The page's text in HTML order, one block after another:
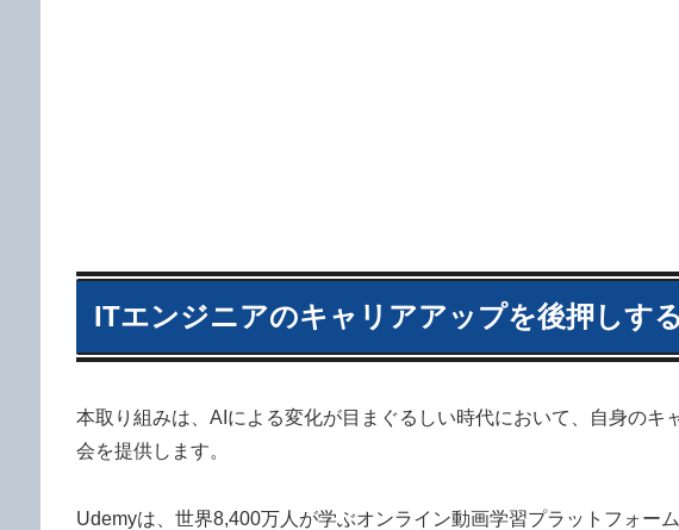
ITエンジニアのキャリアアップを後押しす
本取り組みは、AIによる変化が目まぐるしい時代において、自身の
会を提供します。
Udemyは、世界8,400万人が学ぶオンライン動画学習プラットフォー